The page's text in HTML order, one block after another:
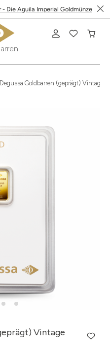
Die Aguila Imperial Goldmünze
Goldbarren (geprägt) Vintage
Vintage